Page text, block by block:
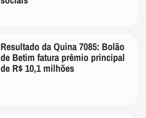
Resultado da Quina 7085: Bolão
de Betim fatura prêmio principal
de R$ 10,1 milhões